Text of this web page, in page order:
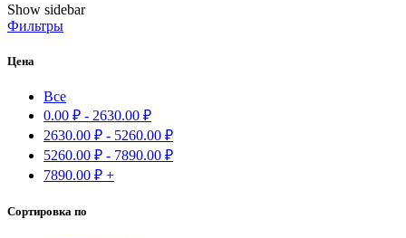
Show sidebar
Фильтры
Цена
Все
0.00 ₽ - 2630.00 ₽
2630.00 ₽ - 5260.00 ₽
5260.00 ₽ - 7890.00 ₽
7890.00 ₽ +
Сортировка по